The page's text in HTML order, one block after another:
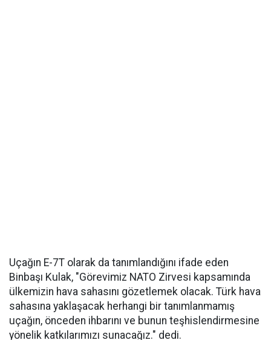
Uçağın E-7T olarak da tanımlandığını ifade eden
Binbaşı Kulak, "Görevimiz NATO Zirvesi kapsamında
ülkemizin hava sahasını gözetlemek olacak. Türk hava
sahasına yaklaşacak herhangi bir tanımlanmamış
uçağın, önceden ihbarını ve bunun teşhislendirmesine
yönelik katkılarımızı sunacağız." dedi.